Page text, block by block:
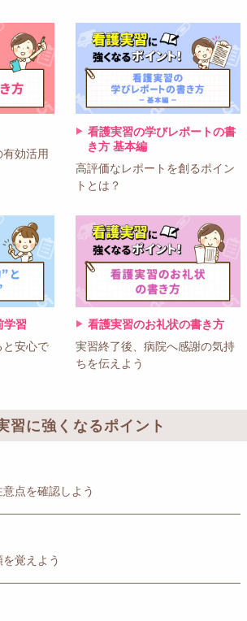
効活用
看護実習の学びレポートの書
き方 基本編
高評価なレポートを創るポイン
トとは？
学習
と安心で
看護実習のお礼状の書き方
実習終了後、病院へ感謝の気持
ちを伝えよう
習に強くなるポイント
点を確認しよう
覚えよう